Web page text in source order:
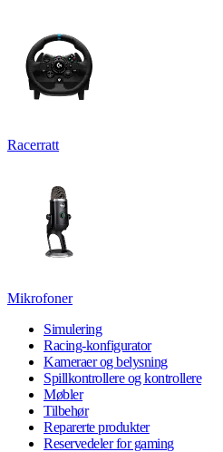
Racerratt
Mikrofoner
Simulering
Racing-konfigurator
Kameraer og belysning
Spillkontrollere og kontrollere
Møbler
Tilbehør
Reparerte produkter
Reservedeler for gaming